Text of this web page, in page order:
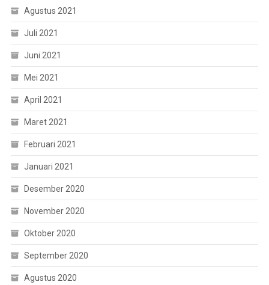
Agustus 2021
Juli 2021
Juni 2021
Mei 2021
April 2021
Maret 2021
Februari 2021
Januari 2021
Desember 2020
November 2020
Oktober 2020
September 2020
Agustus 2020